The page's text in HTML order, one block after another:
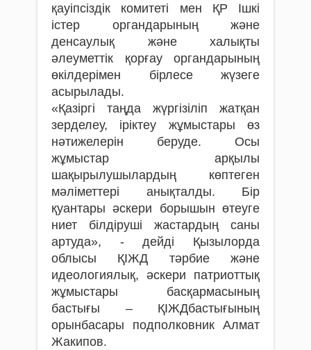
қауіпсіздік комитеті мен ҚР Ішкі
істер органдарының және
денсаулық және халықты
әлеуметтік қорғау органдарының
өкілдерімен бірлесе жүзеге
асырылады.
«Қазіргі таңда жүргізіліп жатқан
зерделеу, іріктеу жұмыстары өз
нәтижелерін беруде. Осы
жұмыстар арқылы
шақырылушылардың көптеген
мәліметтері анықталды. Бір
қуантары әскери борышын өтеуге
ниет білдіруші жастардың саны
артуда», - дейді Қызылорда
облысы ҚІЖД тәрбие және
идеологиялық, әскери патриоттық
жұмыстары басқармасының
бастығы – ҚІЖДбастығының
орынбасары подполковник Алмат
Жакипов.